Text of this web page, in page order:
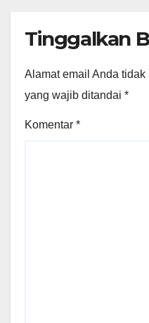
Tinggalkan
Alamat email Anda
yang wajib ditandai *
Komentar *